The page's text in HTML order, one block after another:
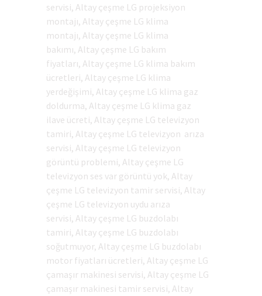
servisi, Altay çeşme LG projeksiyon
montajı, Altay çeşme LG klima
montajı, Altay çeşme LG klima
bakımı, Altay çeşme LG bakım
fiyatları, Altay çeşme LG klima bakım
ücretleri, Altay çeşme LG klima
yerdeğişimi, Altay çeşme LG klima gaz
doldurma, Altay çeşme LG klima gaz
ilave ücreti, Altay çeşme LG televizyon
tamiri, Altay çeşme LG televizyon arıza
servisi, Altay çeşme LG televizyon
görüntü problemi, Altay çeşme LG
televizyon ses var görüntü yok, Altay
çeşme LG televizyon tamir servisi, Altay
çeşme LG televizyon uydu arıza
servisi, Altay çeşme LG buzdolabı
tamiri, Altay çeşme LG buzdolabı
soğutmuyor, Altay çeşme LG buzdolabı
motor fiyatları ücretleri, Altay çeşme LG
çamaşır makinesi servisi, Altay çeşme LG
çamaşır makinesi tamir servisi, Altay